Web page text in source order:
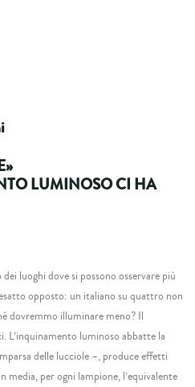
LUMINOSO CI HA
luoghi dove si possono osservare più
opposto: un italiano su quattro non
dovremmo illuminare meno? Il
L’inquinamento luminoso abbatte la
delle lucciole –, produce effetti
media, per ogni lampione, l’equivalente